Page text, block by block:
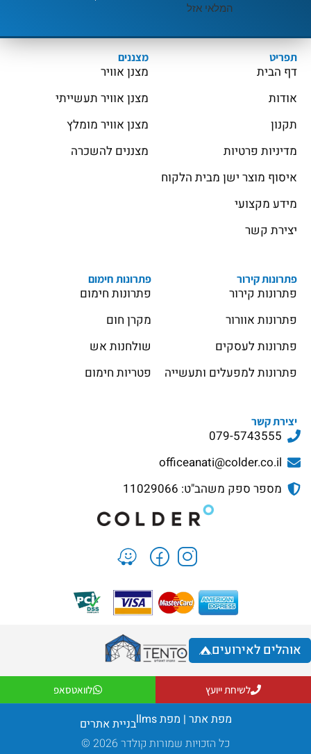
המלאי אזל
תפריט
דף הבית
אודות
תקנון
מדיניות פרטיות
איסוף מוצר ישן מבית הלקוח
מידע מקצועי
יצירת קשר
מצננים
מצנן אוויר
מצנן אוויר תעשייתי
מצנן אוויר מומלץ
מצננים להשכרה
פתרונות קירור
פתרונות קירור
פתרונות אוורור
פתרונות לעסקים
פתרונות למפעלים ותעשייה
פתרונות חימום
פתרונות חימום
מקרן חום
שולחנות אש
פטריות חימום
יצירת קשר
079-5743555
officeanati@colder.co.il
מספר ספק משהב"ט: 11029066
אוהלים לאירועים
לשיחת ייועץ לוואטסאפ
מפת אתר | מפת llms
כל הזכויות שמורות קולדר 2026 ©
בניית אתרים